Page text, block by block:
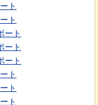
ト
ト
ート
ート
ート
ト
ト
ト